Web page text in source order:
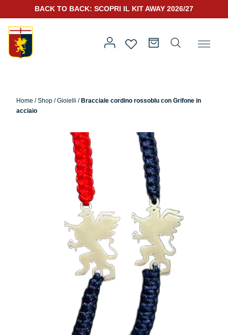
Prima squadra
Genoa for Special
Genoa Academy
Kit Gara 2026/27
Rappresentanza
Tacchettee Collection
Urban Collection
Throwback Duemila
Sebago x Genoa
BACK TO BACK: SCOPRI IL KIT AWAY 2026/27
con Grifone in acciaio
Home /Shop /Gioielli / Bracciale cordino rossoblu con Grifone in
acciaio